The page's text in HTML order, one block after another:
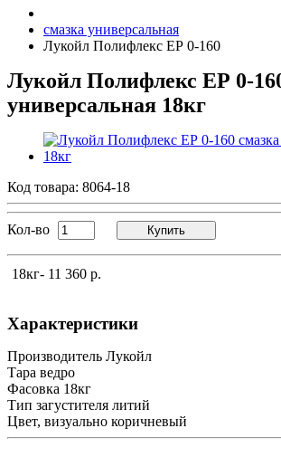
смазка универсальная
Лукойл Полифлекс ЕР 0-160
Лукойл Полифлекс ЕР 0-
универсальная 18кг
Код товара: 8064-18
Кол-во Купить
18кг- 11 360 р.
Характеристики
Производитель Лукойл
Тара ведро
Фасовка 18кг
Тип загустителя литий
Цвет, визуально коричневый